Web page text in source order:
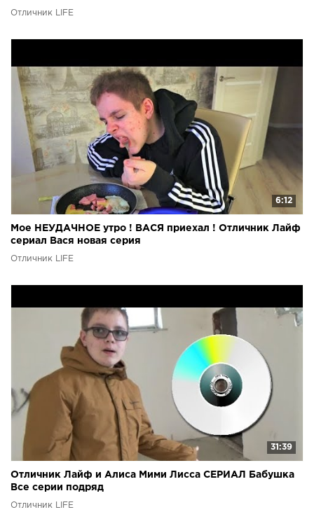
Отличник LIFE
6:12
Мое НЕУДАЧНОЕ утро ! ВАСЯ приехал ! Отличник Лайф
сериал Вася новая серия
Отличник LIFE
31:39
Отличник Лайф и Алиса Мими Лисса СЕРИАЛ Бабушка
Все серии подряд
Отличник LIFE